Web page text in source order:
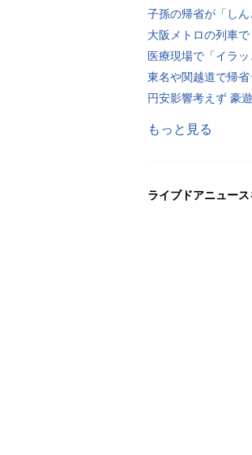
子孫の帰省が「し
大阪メトロの列車で
医療現場で「イラッ
東名や関越道で帰
円安影響考えず 豪
もっと見る
ライブドアニュース